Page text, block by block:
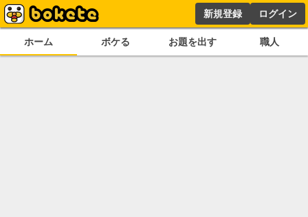
新規登録 ログイン
ホーム ボケる お題を出す 職人